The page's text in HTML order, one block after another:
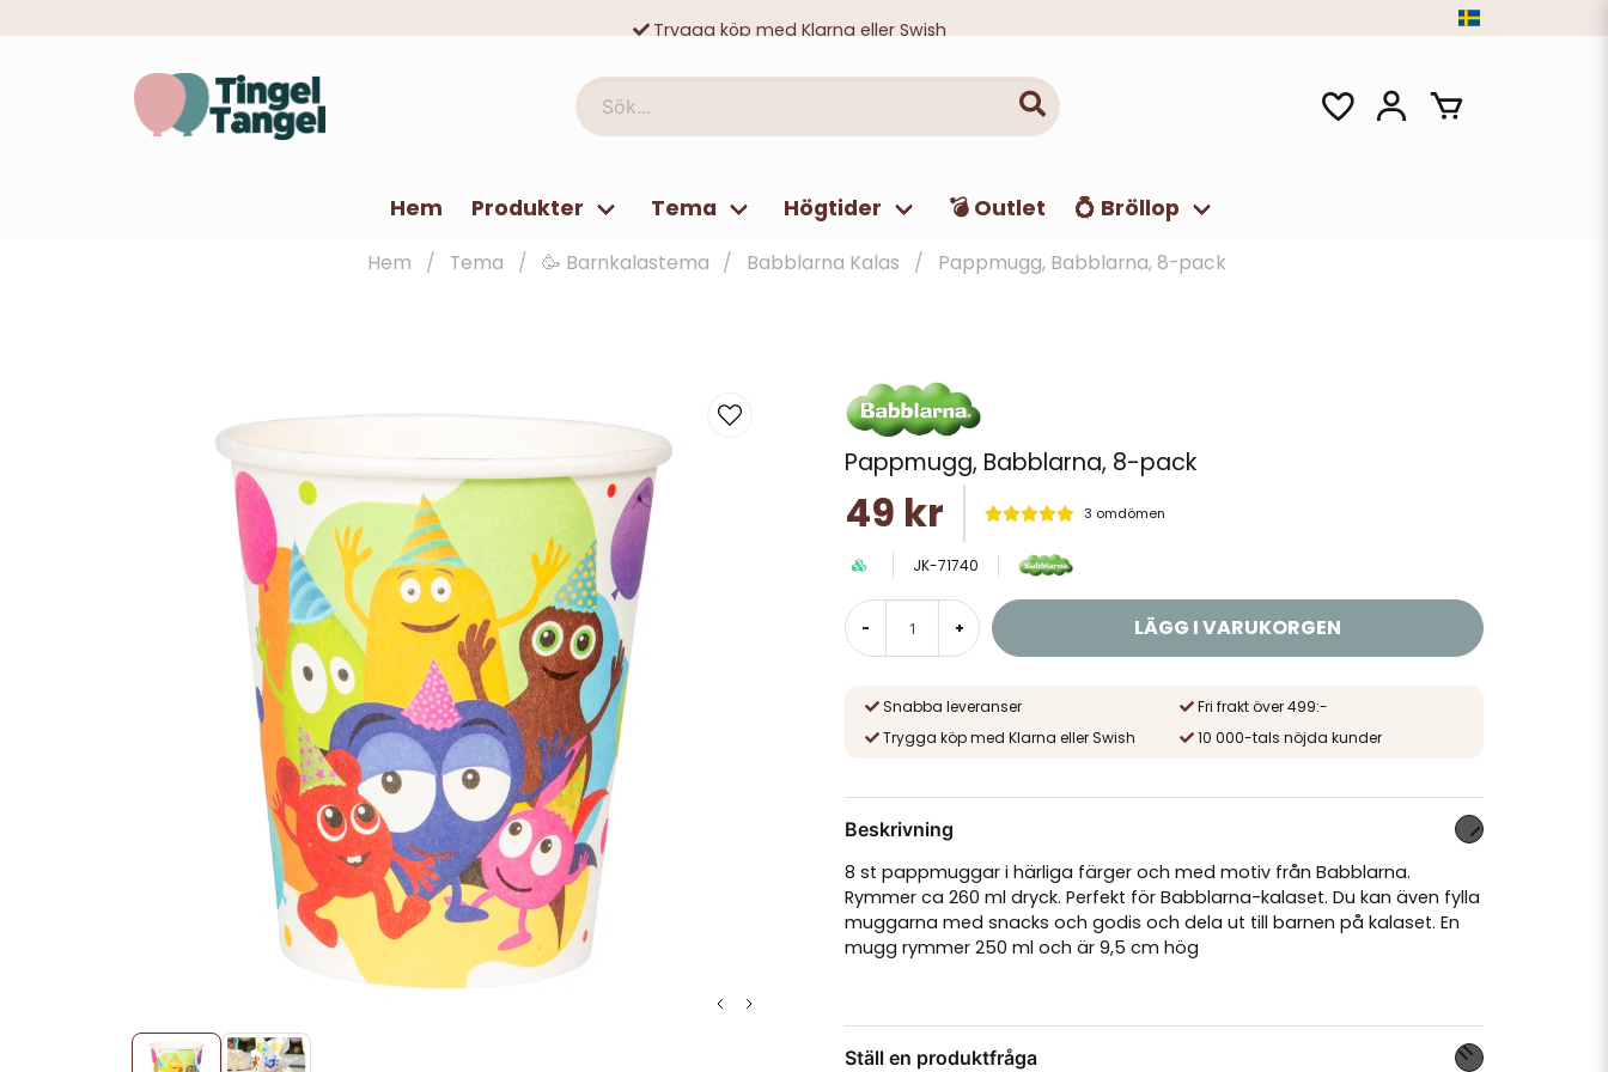
Trygga köp med Klarna eller Swish
Sök...
Hem Produkter Tema Högtider 💣 Outlet 💍 Bröllop
Hem Tema 🥳 Barnkalastema Babblarna Kalas Pappmugg, Babblarna, 8-pack
Pappmugg, Babblarna, 8-pack
49 kr 3 omdömen
JK-71740
- + LÄGG I VARUKORGEN
Snabba leveranser
Fri frakt över 499:-
Trygga köp med Klarna eller Swish
10 000-tals nöjda kunder
Beskrivning
8 st pappmuggar i härliga färger och med motiv från Babblarna.
Rymmer ca 260 ml dryck. Perfekt för Babblarna-kalaset. Du kan även fylla
muggarna med snacks och godis och dela ut till barnen på kalaset. En
mugg rymmer 250 ml och är 9,5 cm hög
Ställ en produktfråga